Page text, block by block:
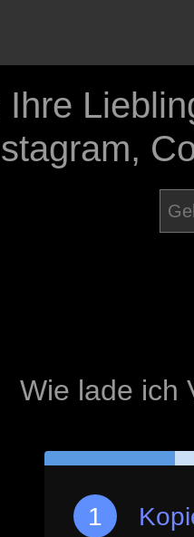
Ihre
Wie lade ich